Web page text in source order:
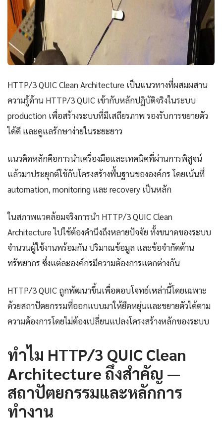
HTTP/3 QUIC Clean Architecture เป็นแนวทางที่ผสมผสาน
ความรู้ด้าน HTTP/3 QUIC เข้ากับหลักปฏิบัติจริงในระบบ
production เพื่อสร้างระบบที่มีเสถียรภาพ รองรับการขยายตัว
ได้ดี และดูแลรักษาง่ายในระยะยาว
แนวคิดหลักคือการนำเครื่องมือและเทคนิคที่ผ่านการพิสูจน์
แล้วมาประยุกต์ใช้กับโครงสร้างพื้นฐานขององค์กร โดยเน้นที่
automation, monitoring และ recovery เป็นหลัก
ในสภาพแวดล้อมจริงการนำ HTTP/3 QUIC Clean
Architecture ไปใช้ต้องคำนึงถึงหลายปัจจัย ทั้งขนาดของระบบ
จำนวนผู้ใช้งานพร้อมกัน ปริมาณข้อมูล และข้อจำกัดด้าน
ทรัพยากร ซึ่งแต่ละองค์กรมีความต้องการแตกต่างกัน
HTTP/3 QUIC ถูกพัฒนาขึ้นเพื่อตอบโจทย์เหล่านี้โดยเฉพาะ
ด้วยสถาปัตยกรรมที่ออกแบบมาให้ยืดหยุ่นและขยายตัวได้ตาม
ความต้องการโดยไม่ต้องเปลี่ยนแปลงโครงสร้างหลักของระบบ
ทำไม HTTP/3 QUIC Clean
Architecture ถึงสำคัญ —
สถาปัตยกรรมและหลักการ
ทำงาน